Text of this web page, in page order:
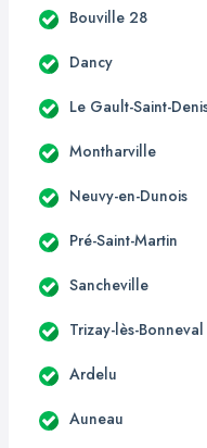
Bouville 28
Dancy
Le Gault-Saint-
Montharville
Neuvy-en-Dunois
Pré-Saint-Martin
Sancheville
Trizay-lès-Bonneval
Ardelu
Auneau